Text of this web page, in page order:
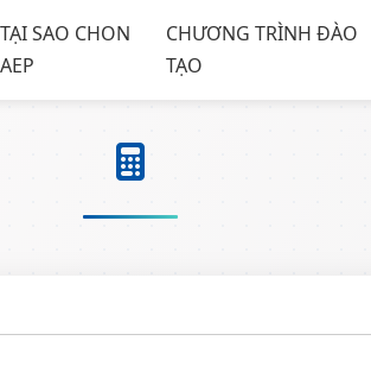
TẠI SAO CHON
AEP
CHƯƠNG TRÌNH ĐÀO
TẠO